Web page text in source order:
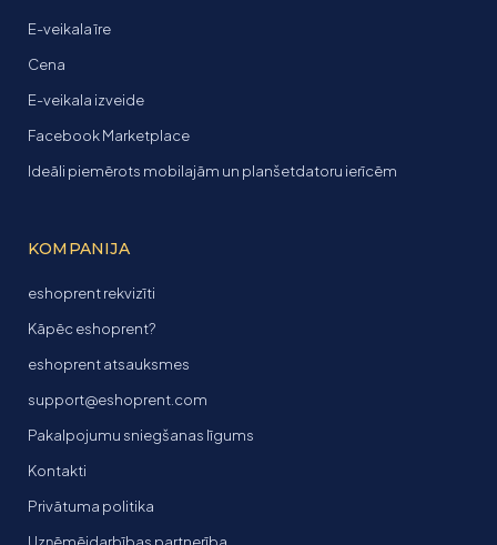
E-veikala īre
Cena
E-veikala izveide
Facebook Marketplace
Ideāli piemērots mobilajām un planšetdatoru ierīcēm
KOMPANIJA
eshoprent rekvizīti
Kāpēc eshoprent?
eshoprent atsauksmes
support@eshoprent.com
Pakalpojumu sniegšanas līgums
Kontakti
Privātuma politika
Uzņēmējdarbības partnerība